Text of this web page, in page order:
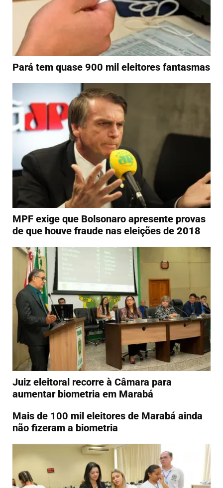
Pará tem quase 900 mil eleitores fantasmas
MPF exige que Bolsonaro apresente provas
de que houve fraude nas eleições de 2018
Juiz eleitoral recorre à Câmara para
aumentar biometria em Marabá
Mais de 100 mil eleitores de Marabá ainda
não fizeram a biometria